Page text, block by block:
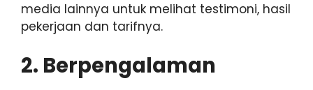
media lainnya untuk melihat testimoni, hasil
pekerjaan dan tarifnya.
2. Berpengalaman